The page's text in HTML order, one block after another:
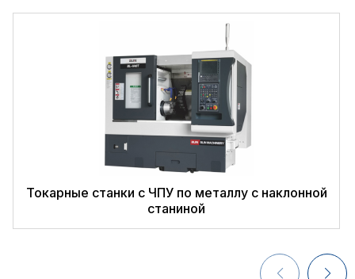
Токарные станки с ЧПУ по металлу с наклонной
станиной